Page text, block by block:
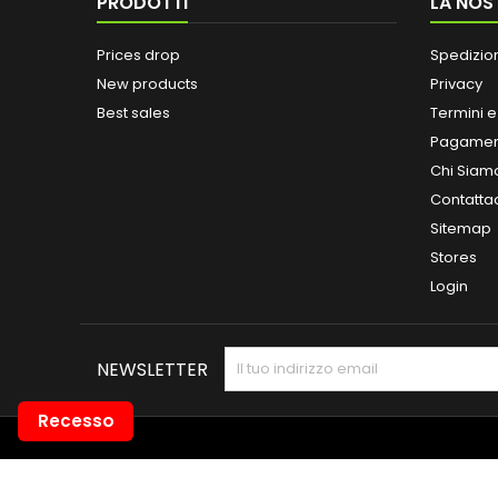
Prices drop
New products
Best sales
Privacy
Termini
Chi
Sitemap
Stores
Login
NEWSLETTER
Recesso